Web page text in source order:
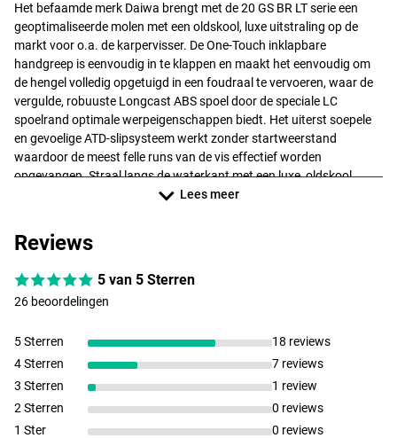
Het befaamde merk Daiwa brengt met de 20 GS BR LT serie een
geoptimaliseerde molen met een oldskool, luxe uitstraling op de
markt voor o.a. de karpervisser. De One-Touch inklapbare
handgreep is eenvoudig in te klappen en maakt het eenvoudig om
de hengel volledig opgetuigd in een foudraal te vervoeren, waar de
vergulde, robuuste Longcast ABSspoel door de speciale LC
spoelrand optimale werpeigenschappen biedt. Het uiterst soepele
en gevoeligeATD-slipsysteem werkt zonder startweerstand
waardoor de meest felle runs van de vis effectief worden
opgevangen. Straal langs de waterkant met een luxe, oldskool
uitstraling, maar vis zeer secuur met de onderliggende nieuwste
Specificaties per model:
Daiwa 20 GS BR LT 3000
- Lijncapaciteit: 150m/0.23mm
- Inhaalsnelheid: 77cm per slag
Daiwa 20 GS BR LT 4000-C (compacte body, grote spoel)
- Lijncapaciteit: 150m/0.28mm
- Gewicht: 320gr
Lees meer
Reviews
5 van 5 Sterren
26 beoordelingen
5 Sterren
18 reviews
4 Sterren
7 reviews
3 Sterren
1 review
2 Sterren
0 reviews
1 Ster
0 reviews